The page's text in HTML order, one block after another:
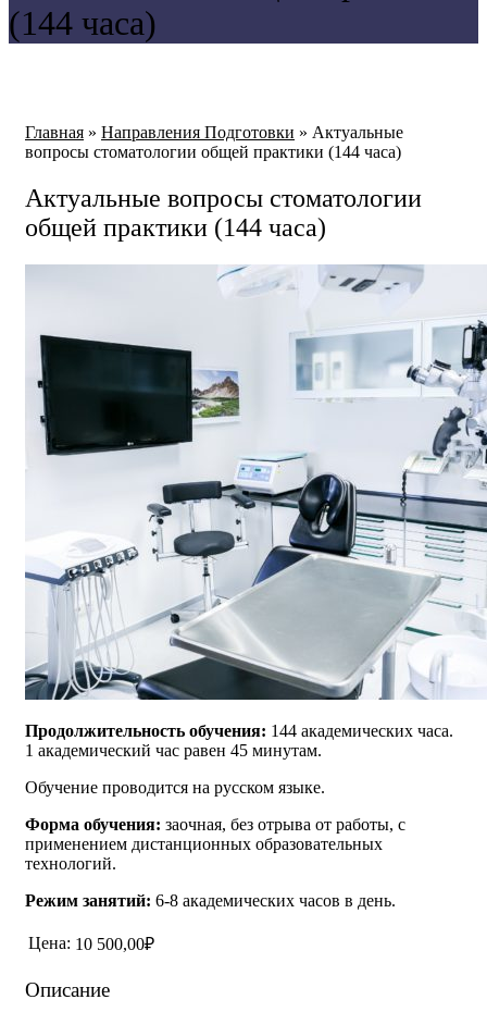
(144 часа)
Главная » Направления Подготовки » Актуальные
вопросы стоматологии общей практики (144 часа)
Актуальные вопросы стоматологии
общей практики (144 часа)
Продолжительность обучения: 144 академических часа.
1 академический час равен 45 минутам.
Обучение проводится на русском языке.
Форма обучения: заочная, без отрыва от работы, с
применением дистанционных образовательных
технологий.
Режим занятий: 6-8 академических часов в день.
Цена: 10 500,00₽
Описание